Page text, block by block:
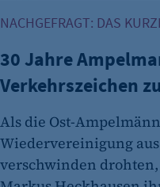
Cookie Laufzeit:
Cookie Consent
cookie_consent
Zweck:
Dieser Cookie
NACHGEFRAGT: DAS
30 Jahre
Verkehrszeichen
Als die Ost-
Wiedervereinigung
verschwinden